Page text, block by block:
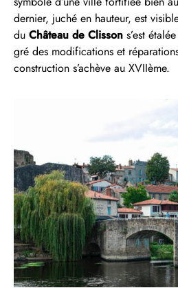
dernier, juché en hauteur, est
du Château de Clisson s’est
gré des modifications et
construction s’achève au XVIIème.